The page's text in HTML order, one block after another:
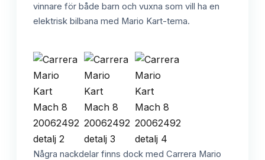
vinnare för både barn och vuxna som vill ha en
elektrisk bilbana med Mario Kart-tema.
Några nackdelar finns dock med Carrera Mario